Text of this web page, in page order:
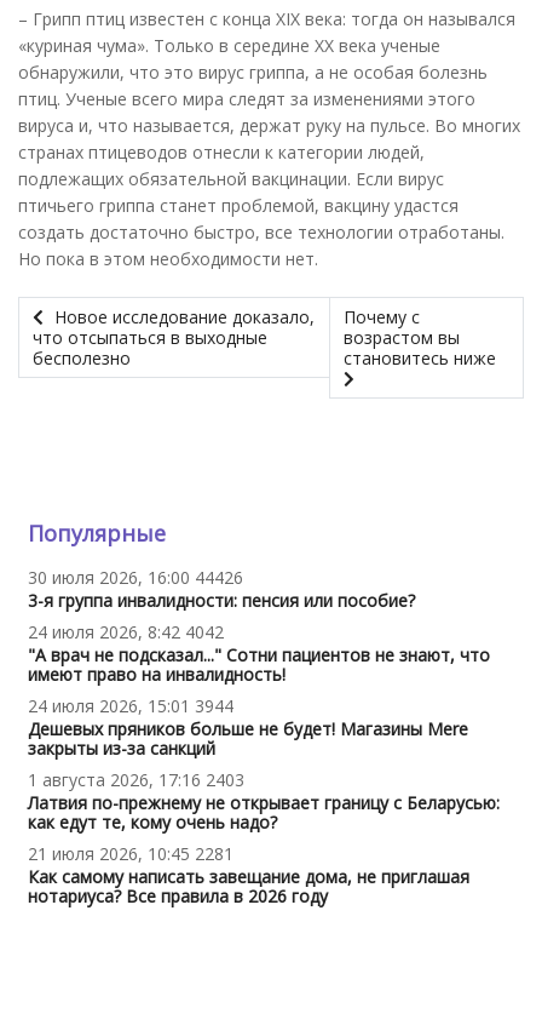
– Грипп птиц известен с конца XIX века: тогда он назывался
«куриная чума». Только в середине ХХ века ученые
обнаружили, что это вирус гриппа, а не особая болезнь
птиц. Ученые всего мира следят за изменениями этого
вируса и, что называется, держат руку на пульсе. Во многих
странах птицеводов отнесли к категории людей,
подлежащих обязательной вакцинации. Если вирус
птичьего гриппа станет проблемой, вакцину удастся
создать достаточно быстро, все технологии отработаны.
Но пока в этом необходимости нет.
Новое исследование доказало,
что отсыпаться в выходные
бесполезно
Почему с
возрастом вы
становитесь ниже
Популярные
30 июля 2026, 16:00 44426
3-я группа инвалидности: пенсия или пособие?
24 июля 2026, 8:42 4042
"А врач не подсказал..." Сотни пациентов не знают, что
имеют право на инвалидность!
24 июля 2026, 15:01 3944
Дешевых пряников больше не будет! Магазины Mere
закрыты из-за санкций
1 августа 2026, 17:16 2403
Латвия по-прежнему не открывает границу с Беларусью:
как едут те, кому очень надо?
21 июля 2026, 10:45 2281
Как самому написать завещание дома, не приглашая
нотариуса? Все правила в 2026 году